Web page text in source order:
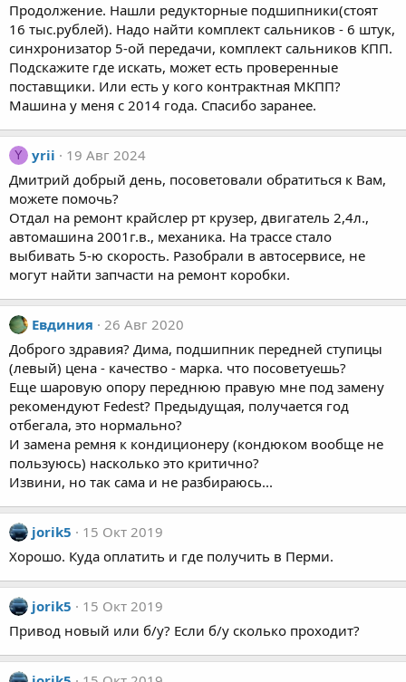
Продолжение. Нашли редукторные подшипники(стоят
16 тыс.рублей). Надо найти комплект сальников - 6 штук,
синхронизатор 5-ой передачи, комплект сальников КПП.
Подскажите где искать, может есть проверенные
поставщики. Или есть у кого контрактная МКПП?
Машина у меня с 2014 года. Спасибо заранее.
Y yrii
19 Авг 2024
Дмитрий добрый день, посоветовали обратиться к Вам,
можете помочь?
Отдал на ремонт крайслер рт крузер, двигатель 2,4л.,
автомашина 2001г.в., механика. На трассе стало
выбивать 5-ю скорость. Разобрали в автосервисе, не
могут найти запчасти на ремонт коробки.
Евдиния
26 Авг 2020
Доброго здравия? Дима, подшипник передней ступицы
(левый) цена - качество - марка. что посоветуешь?
Еще шаровую опору переднюю правую мне под замену
рекомендуют Fedest? Предыдущая, получается год
отбегала, это нормально?
И замена ремня к кондиционеру (кондюком вообще не
пользуюсь) насколько это критично?
Извини, но так сама и не разбираюсь...
jorik5
15 Окт 2019
Хорошо. Куда оплатить и где получить в Перми.
jorik5
15 Окт 2019
Привод новый или б/у? Если б/у сколько проходит?